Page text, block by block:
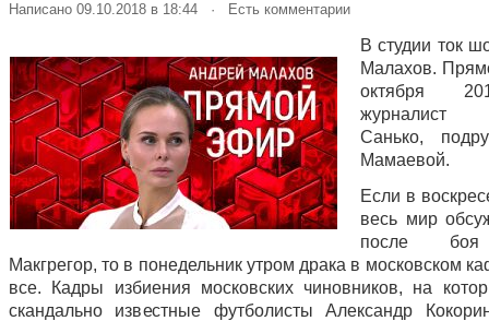
Написано 09.10.2018 в 18:44 · Есть комментарии
В студии ток
Малахов.
октября
журналист
Санько,
Мамаевой.
Если в
весь мир
после
Макгрегор, то в понедельник утром драка в московском
все. Кадры избиения московских чиновников, на
скандально известные футболисты Александр